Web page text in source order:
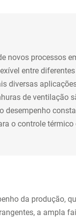
novos processos
entre
diversas
de ventilação
o controle
da produção,
a ampla